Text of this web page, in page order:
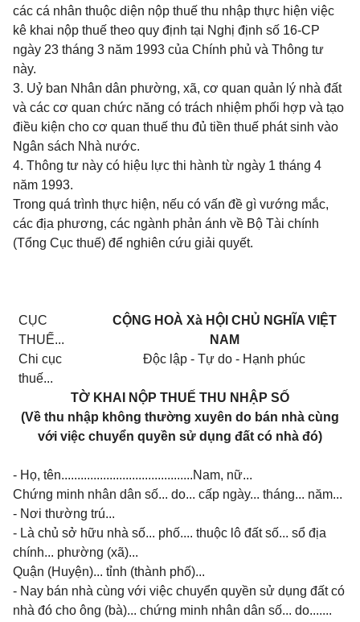
các cá nhân thuộc diện nộp thuế thu nhập thực hiện việc
kê khai nộp thuế theo quy định tại Nghị định số 16-CP
ngày 23 tháng 3 năm 1993 của Chính phủ và Thông tư
này.
3. Uỷ ban Nhân dân phường, xã, cơ quan quản lý nhà đất
và các cơ quan chức năng có trách nhiệm phối hợp và tạo
điều kiện cho cơ quan thuế thu đủ tiền thuế phát sinh vào
Ngân sách Nhà nước.
4. Thông tư này có hiệu lực thi hành từ ngày 1 tháng 4
năm 1993.
Trong quá trình thực hiện, nếu có vấn đề gì vướng mắc,
các địa phương, các ngành phản ánh về Bộ Tài chính
(Tổng Cục thuế) để nghiên cứu giải quyết.
CỤC
THUẾ...
Chi cục
thuế...
CỘNG HOÀ Xà HỘI CHỦ NGHĨA VIỆT
NAM
Độc lập - Tự do - Hạnh phúc
TỜ KHAI NỘP THUẾ THU NHẬP SỐ
(Về thu nhập không thường xuyên do bán nhà cùng
với việc chuyển quyền sử dụng đất có nhà đó)
- Họ, tên.........................................Nam, nữ...
Chứng minh nhân dân số... do... cấp ngày... tháng... năm...
- Nơi thường trú...
- Là chủ sở hữu nhà số... phố.... thuộc lô đất số... sổ địa
chính... phường (xã)...
Quận (Huyện)... tỉnh (thành phố)...
- Nay bán nhà cùng với việc chuyển quyền sử dụng đất có
nhà đó cho ông (bà)... chứng minh nhân dân số... do.......